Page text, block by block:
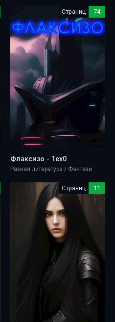
Страниц 74
Флаксизо - 1ex0
Разная литература / Фэнтези
Страниц 11